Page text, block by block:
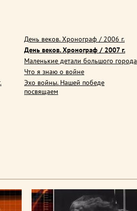
День веков. Хронограф / 2006 г.
День веков. Хронограф / 2007 г.
Маленькие детали большого города
Что я знаю о войне
Эхо войны. Нашей победе
посвящаем